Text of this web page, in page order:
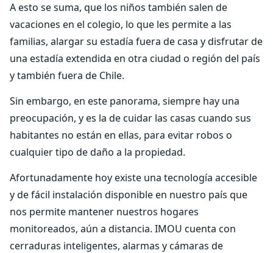
A esto se suma, que los niños también salen de
vacaciones en el colegio, lo que les permite a las
familias, alargar su estadía fuera de casa y disfrutar de
una estadía extendida en otra ciudad o región del país
y también fuera de Chile.
Sin embargo, en este panorama, siempre hay una
preocupación, y es la de cuidar las casas cuando sus
habitantes no están en ellas, para evitar robos o
cualquier tipo de daño a la propiedad.
Afortunadamente hoy existe una tecnología accesible
y de fácil instalación disponible en nuestro país que
nos permite mantener nuestros hogares
monitoreados, aún a distancia. IMOU cuenta con
cerraduras inteligentes, alarmas y cámaras de